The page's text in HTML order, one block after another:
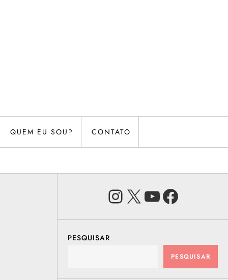
QUEM EU SOU? CONTATO
Instagram
X Youtube
PESQUISAR
PESQUISAR